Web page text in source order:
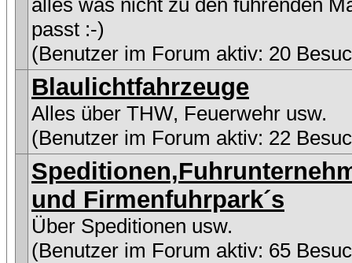
alles was nicht zu den führenden
passt :-)
(Benutzer im Forum aktiv: 20
Blaulichtfahrzeuge
Alles über THW, Feuerwehr usw.
(Benutzer im Forum aktiv: 22
und Firmenfuhrpark´s
Über Speditionen usw.
(Benutzer im Forum aktiv: 65